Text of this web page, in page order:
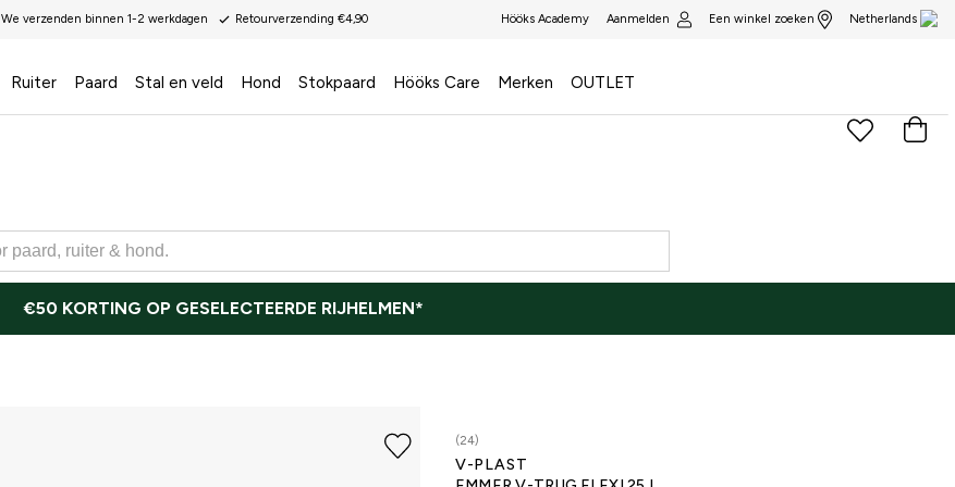
We verzenden binnen 1-2 werkdagen Retourverzending €4,90 Hööks Academy Aanmelden Een winkel zoeken Netherlands
Ruiter Paard Stal en veld Hond Stokpaard Hööks Care Merken OUTLET
€50 KORTING OP GESELECTEERDE RIJHELMEN*
(24)
V-PLAST